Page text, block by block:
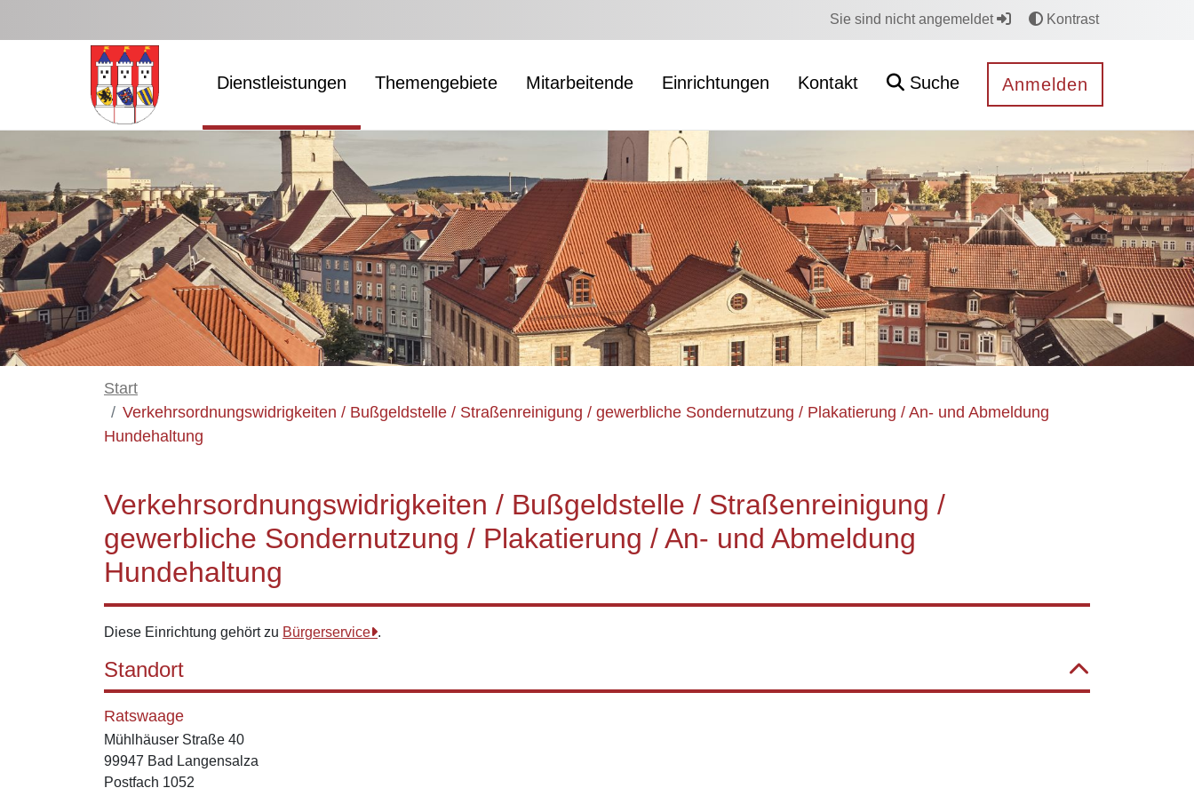
Sie sind nicht angemeldet Kontrast
Dienstleistungen Themengebiete Mitarbeitende Einrichtungen Kontakt Suche Anmelden
Start
Verkehrsordnungswidrigkeiten / Bußgeldstelle / Straßenreinigung / gewerbliche Sondernutzung / Plakatierung / An- und Abmeldung
Hundehaltung
Verkehrsordnungswidrigkeiten / Bußgeldstelle / Straßenreinigung /
gewerbliche Sondernutzung / Plakatierung / An- und Abmeldung
Hundehaltung
Diese Einrichtung gehört zu Bürgerservice .
Standort
Ratswaage
Mühlhäuser Straße 40
99947 Bad Langensalza
Postfach 1052